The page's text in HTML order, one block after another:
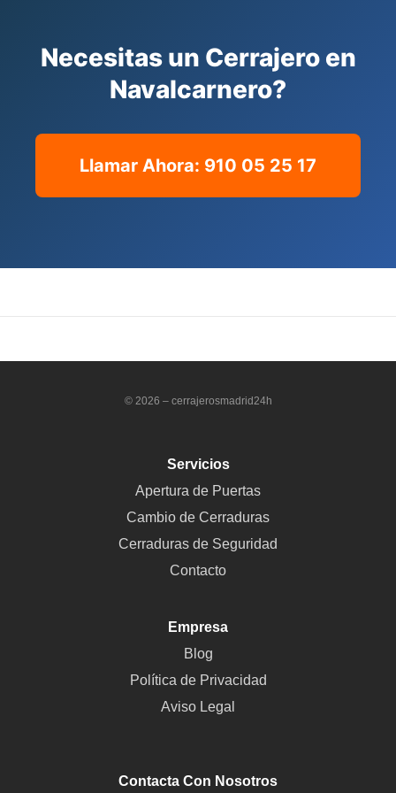
Necesitas un Cerrajero en
Navalcarnero?
Llamar Ahora: 910 05 25 17
© 2026 – cerrajerosmadrid24h
Servicios
Apertura de Puertas
Cambio de Cerraduras
Cerraduras de Seguridad
Contacto
Empresa
Blog
Política de Privacidad
Aviso Legal
Contacta Con Nosotros